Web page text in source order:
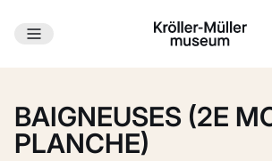
Ga naar hoofdinhoud
BAIGNEUSES (2E
PLANCHE)